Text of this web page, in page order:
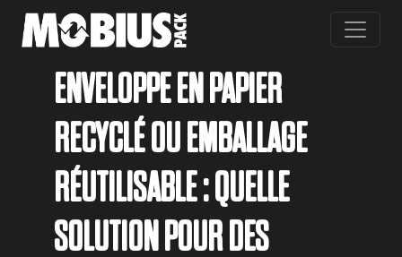
Skip to main content
ENVELOPPE EN PAPIER
RECYCLÉ OU EMBALLAGE
RÉUTILISABLE : QUELLE
SOLUTION POUR DES